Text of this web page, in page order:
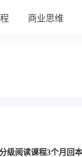
商业思维